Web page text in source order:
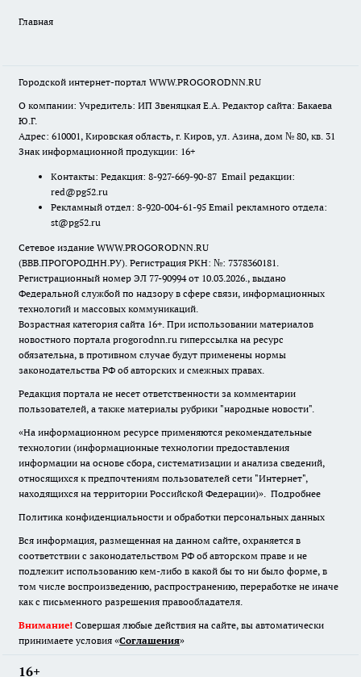
Главная
Городской интернет-портал WWW.PROGORODNN.RU
О компании: Учредитель: ИП Звеняцкая Е.А. Редактор сайта: Бакаева
Ю.Г.
Адрес: 610001, Кировская область, г. Киров, ул. Азина, дом № 80, кв. 31
Знак информационной продукции: 16+
Контакты: Редакция: 8-927-669-90-87 Email редакции:
red@pg52.ru
Рекламный отдел: 8-920-004-61-95 Email рекламного отдела:
st@pg52.ru
Сетевое издание WWW.PROGORODNN.RU
(ВВВ.ПРОГОРОДНН.РУ). Регистрация РКН: №: 7378360181.
Регистрационный номер ЭЛ 77-90994 от 10.03.2026., выдано
Федеральной службой по надзору в сфере связи, информационных
технологий и массовых коммуникаций.
Возрастная категория сайта 16+. При использовании материалов
новостного портала progorodnn.ru гиперссылка на ресурс
обязательна, в противном случае будут применены нормы
законодательства РФ об авторских и смежных правах.
Редакция портала не несет ответственности за комментарии
пользователей, а также материалы рубрики "народные новости".
«На информационном ресурсе применяются рекомендательные
технологии (информационные технологии предоставления
информации на основе сбора, систематизации и анализа сведений,
относящихся к предпочтениям пользователей сети "Интернет",
находящихся на территории Российской Федерации)». Подробнее
Политика конфиденциальности и обработки персональных данных
Вся информация, размещенная на данном сайте, охраняется в
соответствии с законодательством РФ об авторском праве и не
подлежит использованию кем-либо в какой бы то ни было форме, в
том числе воспроизведению, распространению, переработке не иначе
как с письменного разрешения правообладателя.
Внимание! Совершая любые действия на сайте, вы автоматически
принимаете условия «Cоглашения»
16+